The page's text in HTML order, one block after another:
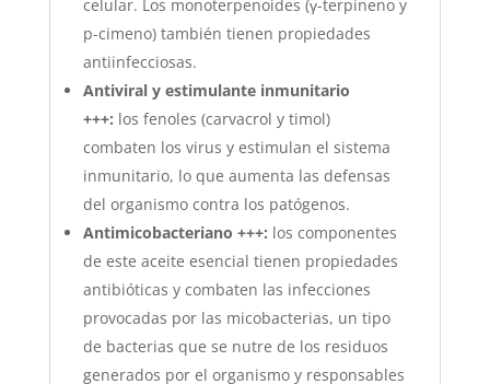
celular. Los monoterpenoides (γ-terpineno y
p-cimeno) también tienen propiedades
antiinfecciosas.
Antiviral y estimulante inmunitario
+++: los fenoles (carvacrol y timol)
combaten los virus y estimulan el sistema
inmunitario, lo que aumenta las defensas
del organismo contra los patógenos.
Antimicobacteriano +++: los componentes
de este aceite esencial tienen propiedades
antibióticas y combaten las infecciones
provocadas por las micobacterias, un tipo
de bacterias que se nutre de los residuos
generados por el organismo y responsables